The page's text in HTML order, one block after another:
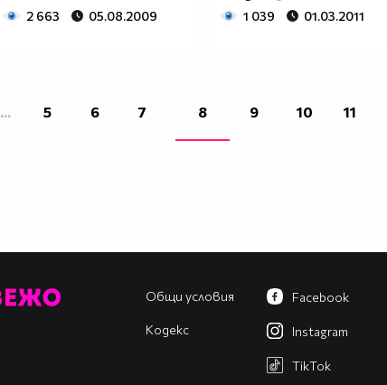
2 663 05.08.2009 1 039 01.03.2011
... 5 6 7 8 9 10 11
Общи условия
Кодекс
Facebook
Instagram
TikTok